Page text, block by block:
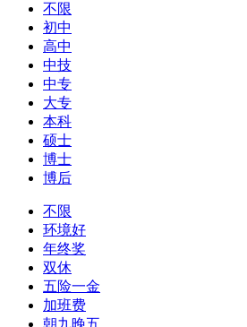
不限
初中
高中
中技
中专
大专
本科
硕士
博士
博后
不限
环境好
年终奖
双休
五险一金
加班费
朝九晚五